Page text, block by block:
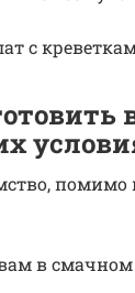
с
в смачном